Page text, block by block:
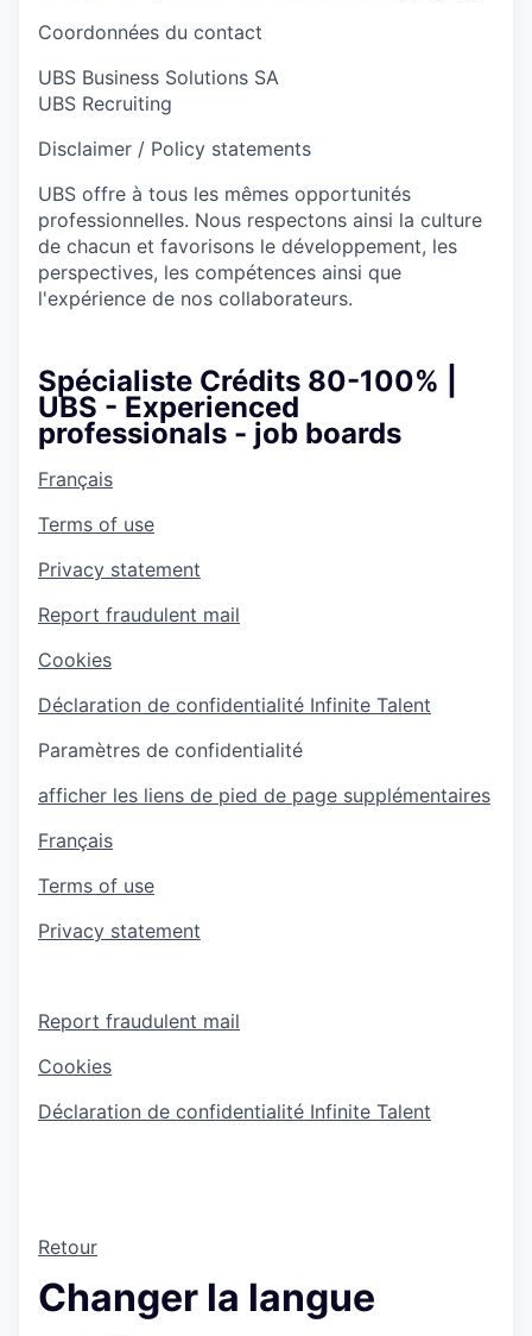
Coordonnées du contact
UBS Business Solutions SA
UBS Recruiting
Disclaimer / Policy statements
UBS offre à tous les mêmes opportunités
professionnelles. Nous respectons ainsi la culture
de chacun et favorisons le développement, les
perspectives, les compétences ainsi que
l'expérience de nos collaborateurs.
Spécialiste Crédits 80-100% |
UBS - Experienced
professionals - job boards
Français
Terms of use
Privacy statement
Report fraudulent mail
Cookies
Déclaration de confidentialité Infinite Talent
Paramètres de confidentialité
afficher les liens de pied de page supplémentaires
Français
Terms of use
Privacy statement
Report fraudulent mail
Cookies
Déclaration de confidentialité Infinite Talent
Retour
Changer la langue